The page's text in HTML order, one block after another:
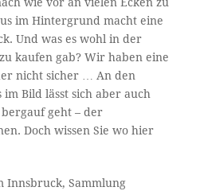
wie vor an vielen Ecken zu
im Hintergrund macht eine
Und was es wohl in der
kaufen gab? Wir haben eine
nicht sicher … An den
Bild lässt sich aber auch
geht – der
Doch wissen Sie wo hier
Innsbruck, Sammlung